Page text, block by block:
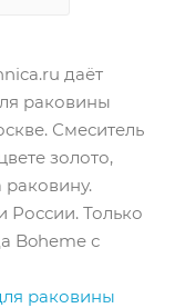
даёт
раковины
Смеситель
золото,
раковину.
России. Только
Boheme с
раковины